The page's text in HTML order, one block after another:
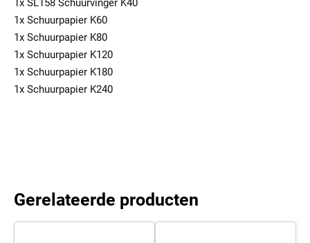
1x SL158 Schuurvinger K40
1x Schuurpapier K60
1x Schuurpapier K80
1x Schuurpapier K120
1x Schuurpapier K180
1x Schuurpapier K240
Gerelateerde producten